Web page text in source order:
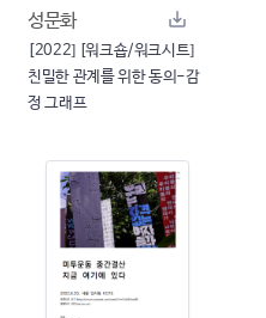
성문화
[2022] [워크숍/워크시트]
친밀한 관계를 위한 동의-감
정 그래프